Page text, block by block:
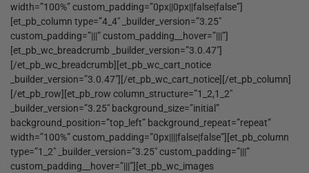
width=”100%” custom_padding=”0px||0px||false|false”]
[et_pb_column type=”4_4″ _builder_version=”3.25″
custom_padding=”|||” custom_padding__hover=”|||”]
[et_pb_wc_breadcrumb _builder_version=”3.0.47″]
[/et_pb_wc_breadcrumb][et_pb_wc_cart_notice
_builder_version=”3.0.47″][/et_pb_wc_cart_notice][/et_pb_column]
[/et_pb_row][et_pb_row column_structure=”1_2,1_2″
_builder_version=”3.25″ background_size=”initial”
background_position=”top_left” background_repeat=”repeat”
width=”100%” custom_padding=”0px||||false|false”][et_pb_column
type=”1_2″ _builder_version=”3.25″ custom_padding=”|||”
custom_padding__hover=”|||”][et_pb_wc_images